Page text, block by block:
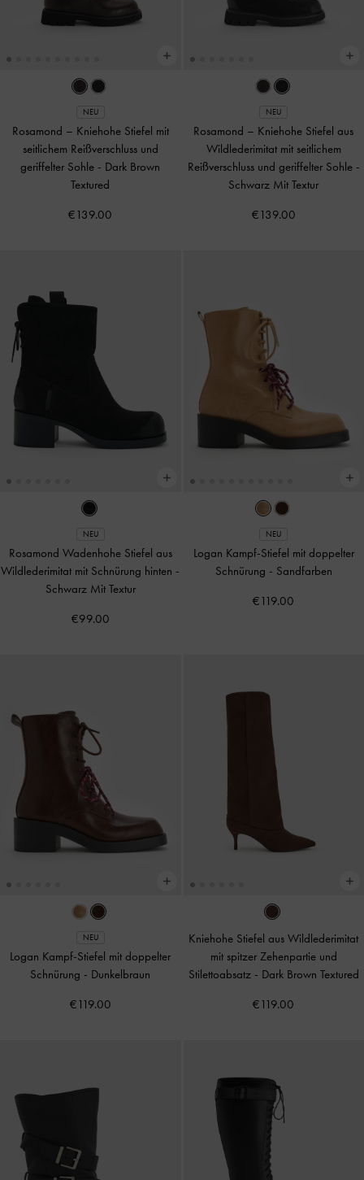
NEU
Rosamond – Kniehohe Stiefel mit
seitlichem Reißverschluss und
geriffelter Sohle - Dark Brown
Textured
€139.00
NEU
Rosamond – Kniehohe Stiefel aus
Wildlederimitat mit seitlichem
Reißverschluss und geriffelter Sohle -
Schwarz Mit Textur
€139.00
NEU
Rosamond Wadenhohe Stiefel aus
Wildlederimitat mit Schnürung hinten -
Schwarz Mit Textur
€99.00
NEU
Logan Kampf-Stiefel mit doppelter
Schnürung - Sandfarben
€119.00
NEU
Logan Kampf-Stiefel mit doppelter
Schnürung - Dunkelbraun
€119.00
Kniehohe Stiefel aus Wildlederimitat
mit spitzer Zehenpartie und
Stilettoabsatz - Dark Brown Textured
€119.00